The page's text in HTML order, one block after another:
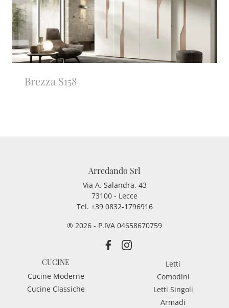
Brezza S158
Arredando Srl
Via A. Salandra, 43
73100 - Lecce
Tel. +39 0832-1796916
® 2026 - P.IVA 04658670759
CUCINE
Cucine Moderne
Cucine Classiche
Letti
Comodini
Letti Singoli
Armadi